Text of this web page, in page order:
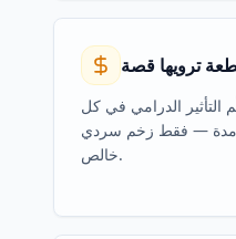
ترويها قصة
التأثير الدرامي في كل
— فقط زخم سردي
خالص.